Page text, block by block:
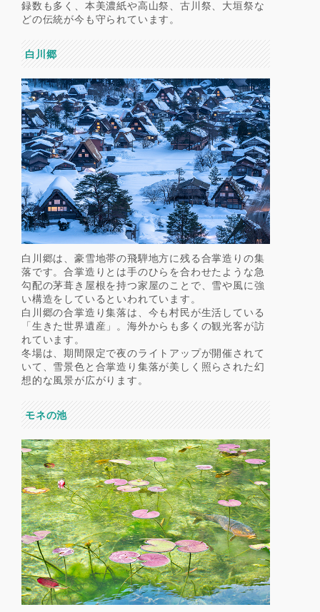
録数も多く、本美濃紙や高山祭、古川祭、大垣祭な
どの伝統が今も守られています。
白川郷
白川郷は、豪雪地帯の飛騨地方に残る合掌造りの集
落です。合掌造りとは手のひらを合わせたような急
勾配の茅葺き屋根を持つ家屋のことで、雪や風に強
い構造をしているといわれています。
白川郷の合掌造り集落は、今も村民が生活している
「生きた世界遺産」。海外からも多くの観光客が訪
れています。
冬場は、期間限定で夜のライトアップが開催されて
いて、雪景色と合掌造り集落が美しく照らされた幻
想的な風景が広がります。
モネの池